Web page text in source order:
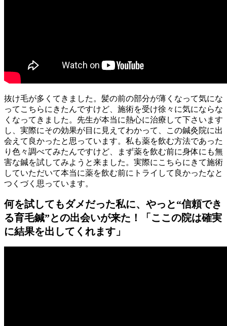
抜け毛が多くてきました。髪の前の部分が薄くなって気にな
ってこちらにきたんですけど、施術を受け徐々に気にならな
くなってきました。先生が本当に熱心に治療して下さいます
し、実際にその効果が目に見えてわかって、この鍼灸院に出
会えて良かったと思っています。私も薬を飲む方法であった
り色々調べてみたんですけど、まず薬を飲む前に身体にも無
害な鍼を試してみようと来ました。実際にこちらにきて施術
していただいて本当に薬を飲む前にトライして良かったなと
つくづく思っています。
何を試してもダメだった私に、やっと“信頼でき
る育毛鍼”との出会いが来た！「ここの院は確実
に結果を出してくれます」